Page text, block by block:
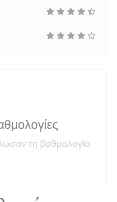
τη βαθμολογία